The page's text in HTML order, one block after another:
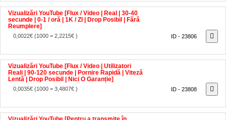
Vizualizări YouTube [Flux / Video | Real | 30-40
secunde | 0-1 / oră | 1K / ZI | Drop Posibil | Fără
Reumplere]
0,0022€(1000 = 2,2215€ )
Vizualizări YouTube [Flux / Video | Utilizatori
Reali | 90-120 secunde | Pornire Rapidă | Viteză
Lentă | Drop Posibil | Nici O Garanție]
0,0035€(1000 = 3,4807€ )
Vizualizări YouTube [Pentru a transmite în
flux/video | Real | Nicio garantie| Retentie 30